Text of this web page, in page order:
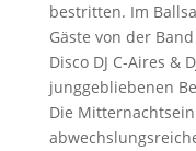
bestritten. Im
Gäste von der
Disco DJ C-Aires &
junggebliebenen
Die